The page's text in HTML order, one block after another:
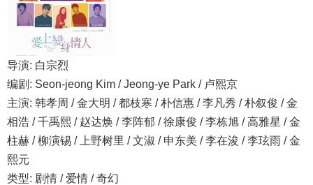
导演: 白宗烈
编剧: Seon-jeong Kim / Jeong-ye Park / 卢熙京
主演: 韩孝周 / 金大明 / 都枝寒 / 朴信惠 / 李凡秀 / 朴叙俊 / 金
相浩 / 千禹熙 / 赵达焕 / 李阵郁 / 徐康俊 / 李栋旭 / 高雅星 / 金
柱赫 / 柳演锡 / 上野树里 / 文淑 / 申东美 / 李在浚 / 李玹雨 / 金
熙元
类型: 剧情 / 爱情 / 奇幻